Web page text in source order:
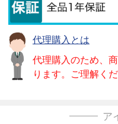
代理購入とは
代理購入のため、
ります。ご理解くだ
ア